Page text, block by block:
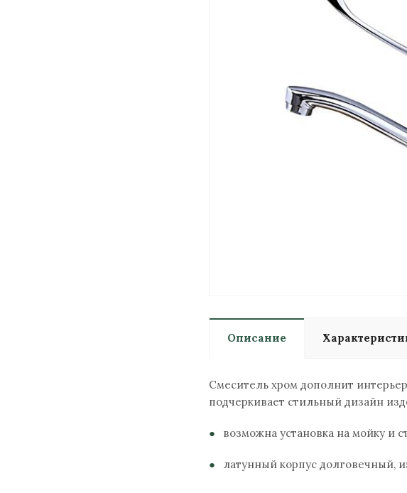
Описание
Смеситель хром дополнит
подчеркивает стильный дизайн
возможна установка на мойку и
латунный корпус долговечный,